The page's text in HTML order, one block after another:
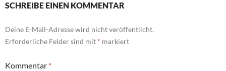
SCHREIBE EINEN KOMMENTAR
Deine E-Mail-Adresse wird nicht veröffentlicht.
Erforderliche Felder sind mit * markiert
Kommentar *